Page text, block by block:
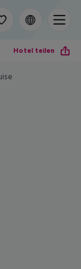
Hotel teilen